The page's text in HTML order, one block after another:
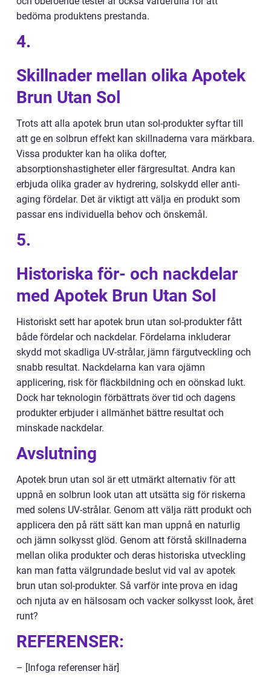
bedöma produktens prestanda.
4.
Skillnader mellan olika Apotek
Brun Utan Sol
Trots att alla apotek brun utan sol-produkter syftar till
att ge en solbrun effekt kan skillnaderna vara märkbara.
Vissa produkter kan ha olika dofter,
absorptionshastigheter eller färgresultat. Andra kan
erbjuda olika grader av hydrering, solskydd eller anti-
aging fördelar. Det är viktigt att välja en produkt som
passar ens individuella behov och önskemål.
5.
Historiska för- och nackdelar
med Apotek Brun Utan Sol
Historiskt sett har apotek brun utan sol-produkter fått
både fördelar och nackdelar. Fördelarna inkluderar
skydd mot skadliga UV-strålar, jämn färgutveckling och
snabb resultat. Nackdelarna kan vara ojämn
applicering, risk för fläckbildning och en oönskad lukt.
Dock har teknologin förbättrats över tid och dagens
produkter erbjuder i allmänhet bättre resultat och
minskade nackdelar.
Avslutning
Apotek brun utan sol är ett utmärkt alternativ för att
uppnå en solbrun look utan att utsätta sig för riskerna
med solens UV-strålar. Genom att välja rätt produkt och
applicera den på rätt sätt kan man uppnå en naturlig
och jämn solkysst glöd. Genom att förstå skillnaderna
mellan olika produkter och deras historiska utveckling
kan man fatta välgrundade beslut vid val av apotek
brun utan sol-produkter. Så varför inte prova en idag
och njuta av en hälsosam och vacker solkysst look, året
runt?
REFERENSER:
– [Infoga referenser här]